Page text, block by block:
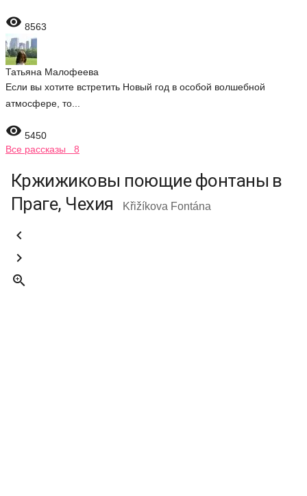
 8563
Татьяна Малофеева
Если вы хотите встретить Новый год в особой волшебной
атмосфере, то...
 5450
Все рассказы 8
Кржижиковы поющие фонтаны в
Праге, Чехия
Křižíkova Fontána


